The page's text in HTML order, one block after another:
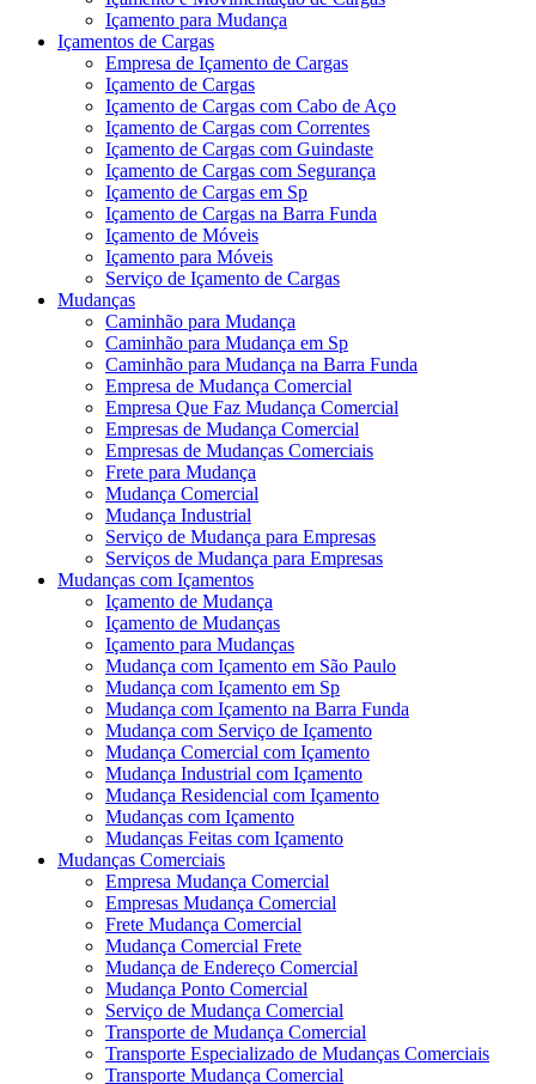
Içamento para Mudança
Içamentos de Cargas
Empresa de Içamento de Cargas
Içamento de Cargas
Içamento de Cargas com Cabo de Aço
Içamento de Cargas com Correntes
Içamento de Cargas com Guindaste
Içamento de Cargas com Segurança
Içamento de Cargas em Sp
Içamento de Cargas na Barra Funda
Içamento de Móveis
Içamento para Móveis
Serviço de Içamento de Cargas
Mudanças
Caminhão para Mudança
Caminhão para Mudança em Sp
Caminhão para Mudança na Barra Funda
Empresa de Mudança Comercial
Empresa Que Faz Mudança Comercial
Empresas de Mudança Comercial
Empresas de Mudanças Comerciais
Frete para Mudança
Mudança Comercial
Mudança Industrial
Serviço de Mudança para Empresas
Serviços de Mudança para Empresas
Mudanças com Içamentos
Içamento de Mudança
Içamento de Mudanças
Içamento para Mudanças
Mudança com Içamento em São Paulo
Mudança com Içamento em Sp
Mudança com Içamento na Barra Funda
Mudança com Serviço de Içamento
Mudança Comercial com Içamento
Mudança Industrial com Içamento
Mudança Residencial com Içamento
Mudanças com Içamento
Mudanças Feitas com Içamento
Mudanças Comerciais
Empresa Mudança Comercial
Empresas Mudança Comercial
Frete Mudança Comercial
Mudança Comercial Frete
Mudança de Endereço Comercial
Mudança Ponto Comercial
Serviço de Mudança Comercial
Transporte de Mudança Comercial
Transporte Especializado de Mudanças Comerciais
Transporte Mudança Comercial